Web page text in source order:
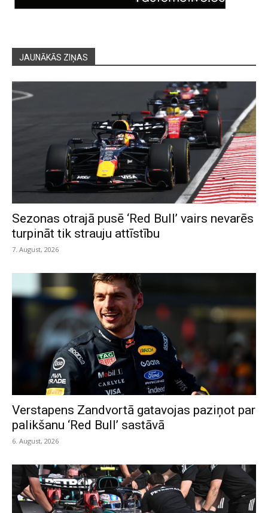
JAUNĀKĀS ZIŅAS
Sezonas otrajā pusē ‘Red Bull’ vairs nevarēs
turpināt tik strauju attīstību
7. August, 2026
Verstapens Zandvortā gatavojas paziņot par
palikšanu ‘Red Bull’ sastāvā
6. August, 2026